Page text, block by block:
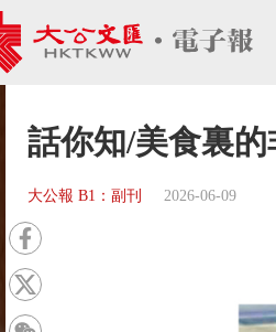
話你知/美食裏
大公報 B1：副刊 2026-06-09